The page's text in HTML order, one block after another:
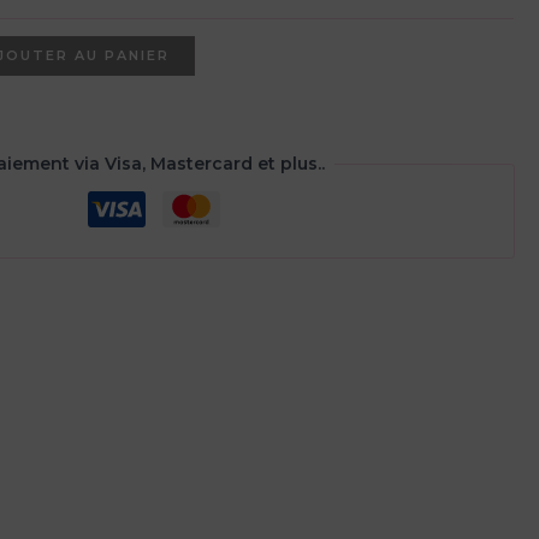
AU PANIER
via Visa, Mastercard et plus..